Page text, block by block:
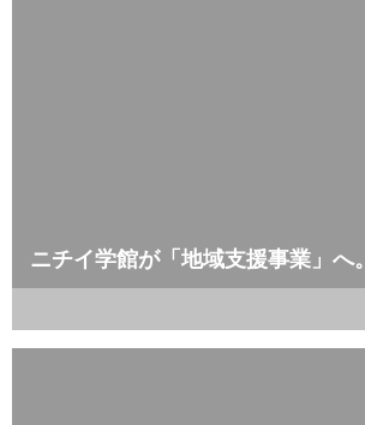
ニチイ学館が「地域支援事業」へ。